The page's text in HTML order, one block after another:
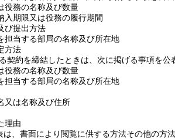
役務の名称及び数量
入期限又は役務の履行期間
び提出方法
担当する部局の名称及び所在地
方法
契約を締結したときは、次に掲げる事項を公
役務の名称及び数量
担当する部局の名称及び所在地
又は名称及び住所
理由
、書面により閲覧に供する方法その他の方